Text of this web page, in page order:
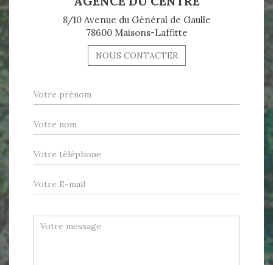
8/10 Avenue du Général de Gaulle
78600 Maisons-Laffitte
NOUS CONTACTER